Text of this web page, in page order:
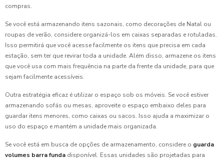
compras.
Se você está armazenando itens sazonais, como decorações de Natal ou
roupas de verão, considere organizá-los em caixas separadas e rotuladas.
Isso permitirá que você acesse facilmente os itens que precisa em cada
estação, sem ter que revirar toda a unidade. Além disso, armazene os itens
que você usa com mais frequência na parte da frente da unidade, para que
sejam facilmente acessíveis.
Outra estratégia eficaz é utilizar o espaço sob os móveis. Se você estiver
armazenando sofás ou mesas, aproveite o espaço embaixo deles para
guardar itens menores, como caixas ou sacos. Isso ajuda a maximizar o
uso do espaço e mantém a unidade mais organizada.
Se você está em busca de opções de armazenamento, considere o guarda
volumes barra funda disponível. Essas unidades são projetadas para